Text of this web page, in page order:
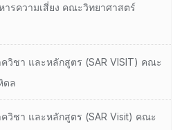
รความเสี่ยง คณะวิทยาศาสตร์
วิชา และหลักสูตร (SAR VISIT) คณะ
ดล
วิชา และหลักสูตร (SAR Visit) คณะ